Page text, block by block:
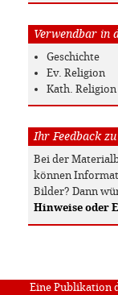
Verwendbar in
Geschichte
Ev. Religion
Kath. Religion
Ihr Feedback
Bei der
können
Bilder? Dann
Hinweise oder
Eine Publikation